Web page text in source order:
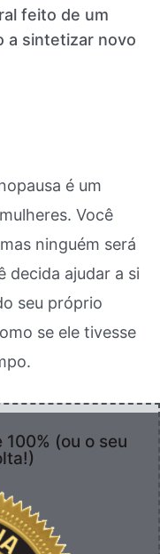
feito de um
a sintetizar novo
é um
Você
ninguém será
decida ajudar a si
seu próprio
se ele tivesse
(ou o seu